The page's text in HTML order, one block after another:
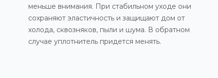
меньше внимания. При стабильном уходе они
сохраняют эластичность и защищают дом от
холода, сквозняков, пыли и шума. В обратном
случае уплотнитель придется менять.